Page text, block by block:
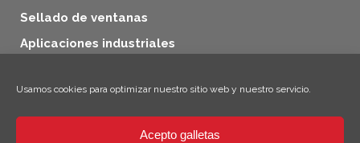
Usamos cookies para optimizar nuestro sitio web y nuestro servicio.
Acepto galletas
Sellado de ventanas
Aplicaciones industriales